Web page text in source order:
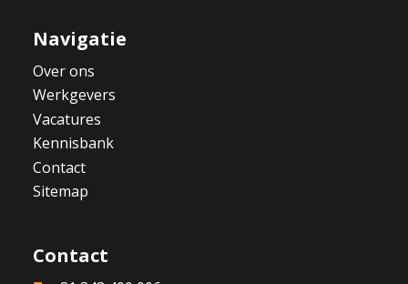
Navigatie
Over ons
Werkgevers
Vacatures
Kennisbank
Contact
Sitemap
Contact